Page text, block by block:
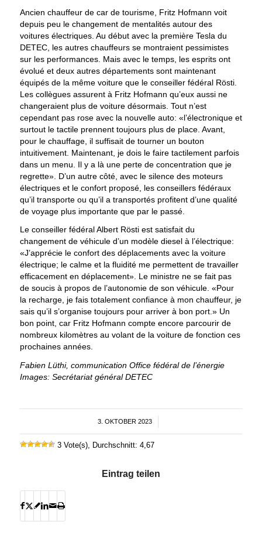
Ancien chauffeur de car de tourisme, Fritz Hofmann voit
depuis peu le changement de mentalités autour des
voitures électriques. Au début avec la première Tesla du
DETEC, les autres chauffeurs se montraient pessimistes
sur les performances. Mais avec le temps, les esprits ont
évolué et deux autres départements sont maintenant
équipés de la même voiture que le conseiller fédéral Rösti.
Les collègues assurent à Fritz Hofmann qu’eux aussi ne
changeraient plus de voiture désormais. Tout n’est
cependant pas rose avec la nouvelle auto: «l’électronique et
surtout le tactile prennent toujours plus de place. Avant,
pour le chauffage, il suffisait de tourner un bouton
intuitivement. Maintenant, je dois le faire tactilement parfois
dans un menu. Il y a là une perte de concentration que je
regrette». D’un autre côté, avec le silence des moteurs
électriques et le confort proposé, les conseillers fédéraux
qu’il transporte ou qu’il a transportés profitent d’une qualité
de voyage plus importante que par le passé.
Le conseiller fédéral Albert Rösti est satisfait du
changement de véhicule d’un modèle diesel à l’électrique:
«J’apprécie le confort des déplacements avec la voiture
électrique; le calme et la fluidité me permettent de travailler
efficacement en déplacement». Le ministre ne se fait pas
de soucis à propos de l’autonomie de son véhicule. «Pour
la recharge, je fais totalement confiance à mon chauffeur, je
sais qu’il s’organise toujours pour arriver à bon port.» Un
bon point, car Fritz Hofmann compte encore parcourir de
nombreux kilomètres au volant de la voiture de fonction ces
prochaines années.
Fabien Lüthi, communication Office fédéral de l’énergie
Images: Secrétariat général DETEC
3. OKTOBER 2023
/
3 Vote(s), Durchschnitt: 4,67
Eintrag teilen